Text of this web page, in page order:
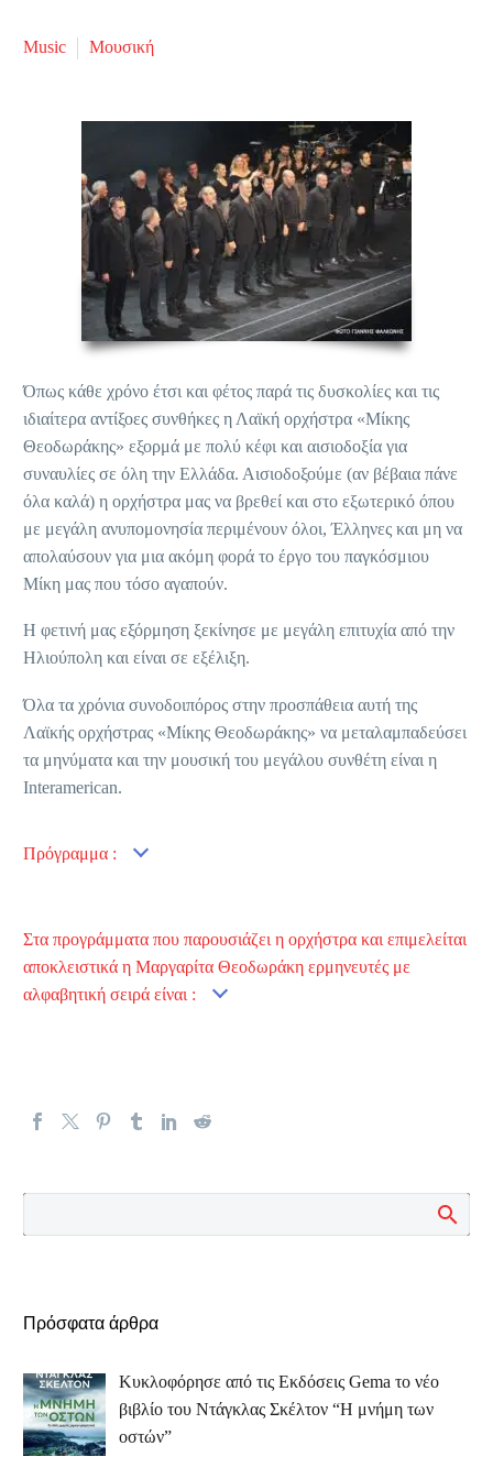
Music Μουσική
Όπως κάθε χρόνο έτσι και φέτος παρά τις δυσκολίες και τις
ιδιαίτερα αντίξοες συνθήκες η Λαϊκή ορχήστρα «Μίκης
Θεοδωράκης» εξορμά με πολύ κέφι και αισιοδοξία για
συναυλίες σε όλη την Ελλάδα. Αισιοδοξούμε (αν βέβαια πάνε
όλα καλά) η ορχήστρα μας να βρεθεί και στο εξωτερικό όπου
με μεγάλη ανυπομονησία περιμένουν όλοι, Έλληνες και μη να
απολαύσουν για μια ακόμη φορά το έργο του παγκόσμιου
Μίκη μας που τόσο αγαπούν.
Η φετινή μας εξόρμηση ξεκίνησε με μεγάλη επιτυχία από την
Ηλιούπολη και είναι σε εξέλιξη.
Όλα τα χρόνια συνοδοιπόρος στην προσπάθεια αυτή της
Λαϊκής ορχήστρας «Μίκης Θεοδωράκης» να μεταλαμπαδεύσει
τα μηνύματα και την μουσική του μεγάλου συνθέτη είναι η
Interamerican.
Πρόγραμμα :
Στα προγράμματα που παρουσιάζει η ορχήστρα και επιμελείται
αποκλειστικά η Μαργαρίτα Θεοδωράκη ερμηνευτές με
αλφαβητική σειρά είναι :
Πρόσφατα άρθρα
Κυκλοφόρησε από τις Εκδόσεις Gema το νέο
βιβλίο του Ντάγκλας Σκέλτον “Η μνήμη των
οστών”